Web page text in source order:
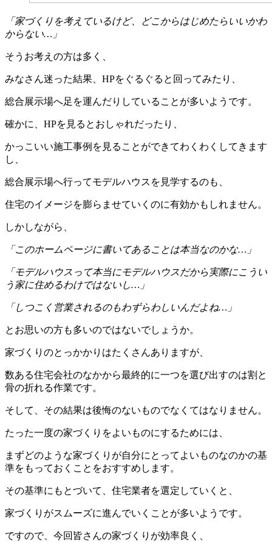
「家づくりを考えているけど、どこからはじめたらいいかわ
からない…」
そうお考えの方は多く、
みなさん迷った結果、HPをぐるぐると回ってみたり、
総合展示場へ足を運んだりしていることが多いようです。
確かに、HPを見るとおしゃれだったり、
かっこいい施工事例を見ることができてわくわくしてきます
し、
総合展示場へ行ってモデルハウスを見学するのも、
住宅のイメージを膨らませていくのに有効かもしれません。
しかしながら、
「このホームページに書いてあることは本当なのかな…」
「モデルハウスって本当にモデルハウスだから実際にこうい
う家に住めるわけではないし…」
「しつこく営業されるのもわずらわしいんだよね…」
とお思いの方も多いのではないでしょうか。
家づくりのとっかかりはたくさんありますが、
数ある住宅会社のなかから最終的に一つを選び出すのは割と
骨の折れる作業です。
そして、その結果は後悔のないものでなくてはなりません。
たった一度の家づくりをよいものにするためには、
まずどのような家づくりが自分にとってよいものなのかの基
準をもっておくことをおすすめします。
その基準にもとづいて、住宅業者を選定していくと、
家づくりがスムーズに進んでいくことが多いようです。
ですので、今回皆さんの家づくりが効率良く、